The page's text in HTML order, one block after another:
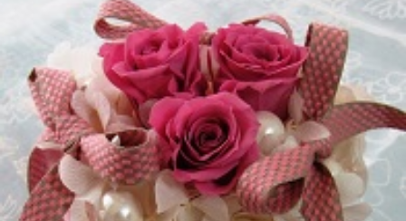
告
ド
イ
ス
シ
ル
員
の
自
磨